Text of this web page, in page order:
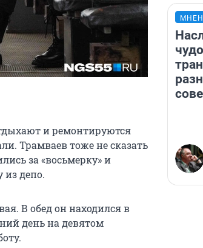
и ремонтируются
Трамваев тоже не сказать
за «восьмерку» и
из депо.
В обед он находился в
день на девятом